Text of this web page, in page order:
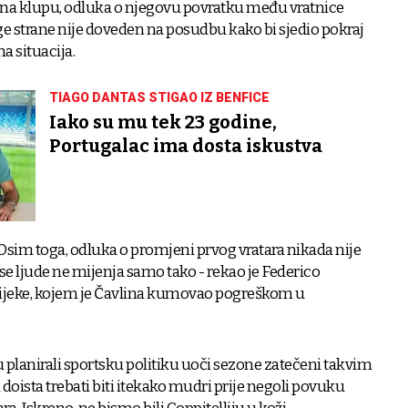
klupu, odluka o njegovu povratku među vratnice
strane nije doveden na posudbu kako bi sjedio pokraj
situacija.
TIAGO DANTAS STIGAO IZ BENFICE
Iako su mu tek 23 godine,
Portugalac ima dosta iskustva
toga, odluka o promjeni prvog vratara nikada nije
ljude ne mijenja samo tako - rekao je Federico
kojem je Čavlina kumovao pogreškom u
planirali sportsku politiku uoči sezone zatečeni takvim
doista trebati biti itekako mudri prije negoli povuku